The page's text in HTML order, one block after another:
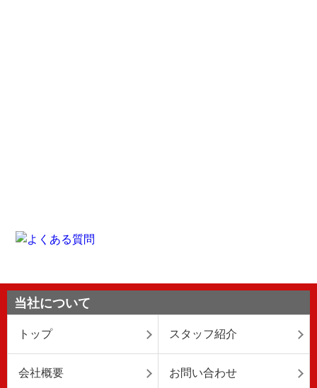
当社について
トップ スタッフ紹介
会社概要 お問い合わせ